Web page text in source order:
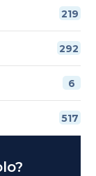
219
292
6
517